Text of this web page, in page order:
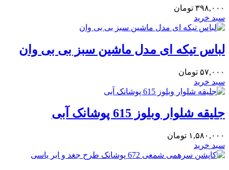
۳۹۸,۰۰۰ تومان
سبد خرید
لباس تیکه ای مدل ماشین سبز بی بی وان
۵۷,۰۰۰ تومان
سبد خرید
جلیقه شلوار وبلوز 615 پوشانک آبی
۱,۵۸۰,۰۰۰ تومان
سبد خرید